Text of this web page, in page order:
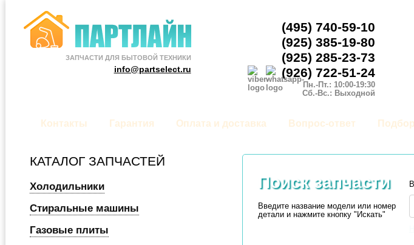
ЗАПЧАСТИ ДЛЯ БЫТОВОЙ ТЕХНИКИ
info@partselect.ru
(495) 740-59-10
(925) 385-19-80
(925) 285-23-73
(926) 722-51-24
Пн.-Пт.: 10:00-19:30
Сб.-Вс.: Выходной
Контакты Гарантия Оплата и доставка Вопрос-ответ
КАТАЛОГ ЗАПЧАСТЕЙ
Холодильники
Стиральные машины
Газовые плиты
Поиск запчасти
Введите название модели или номер
детали и нажмите кнопку "Искать"